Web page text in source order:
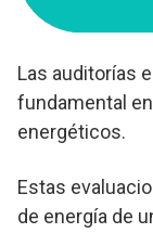
Las auditorías
fundamental
energéticos.
Estas
de energía de